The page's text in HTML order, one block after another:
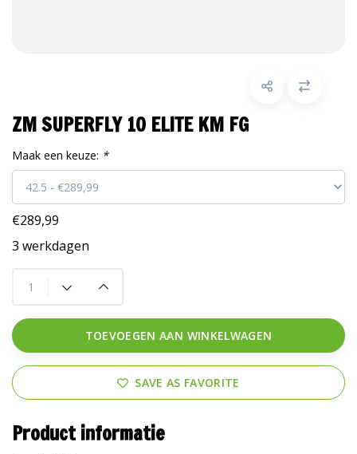
ZM SUPERFLY 10 ELITE KM FG
Maak een keuze: *
€289,99
3 werkdagen
TOEVOEGEN AAN WINKELWAGEN
SAVE AS FAVORITE
Product informatie